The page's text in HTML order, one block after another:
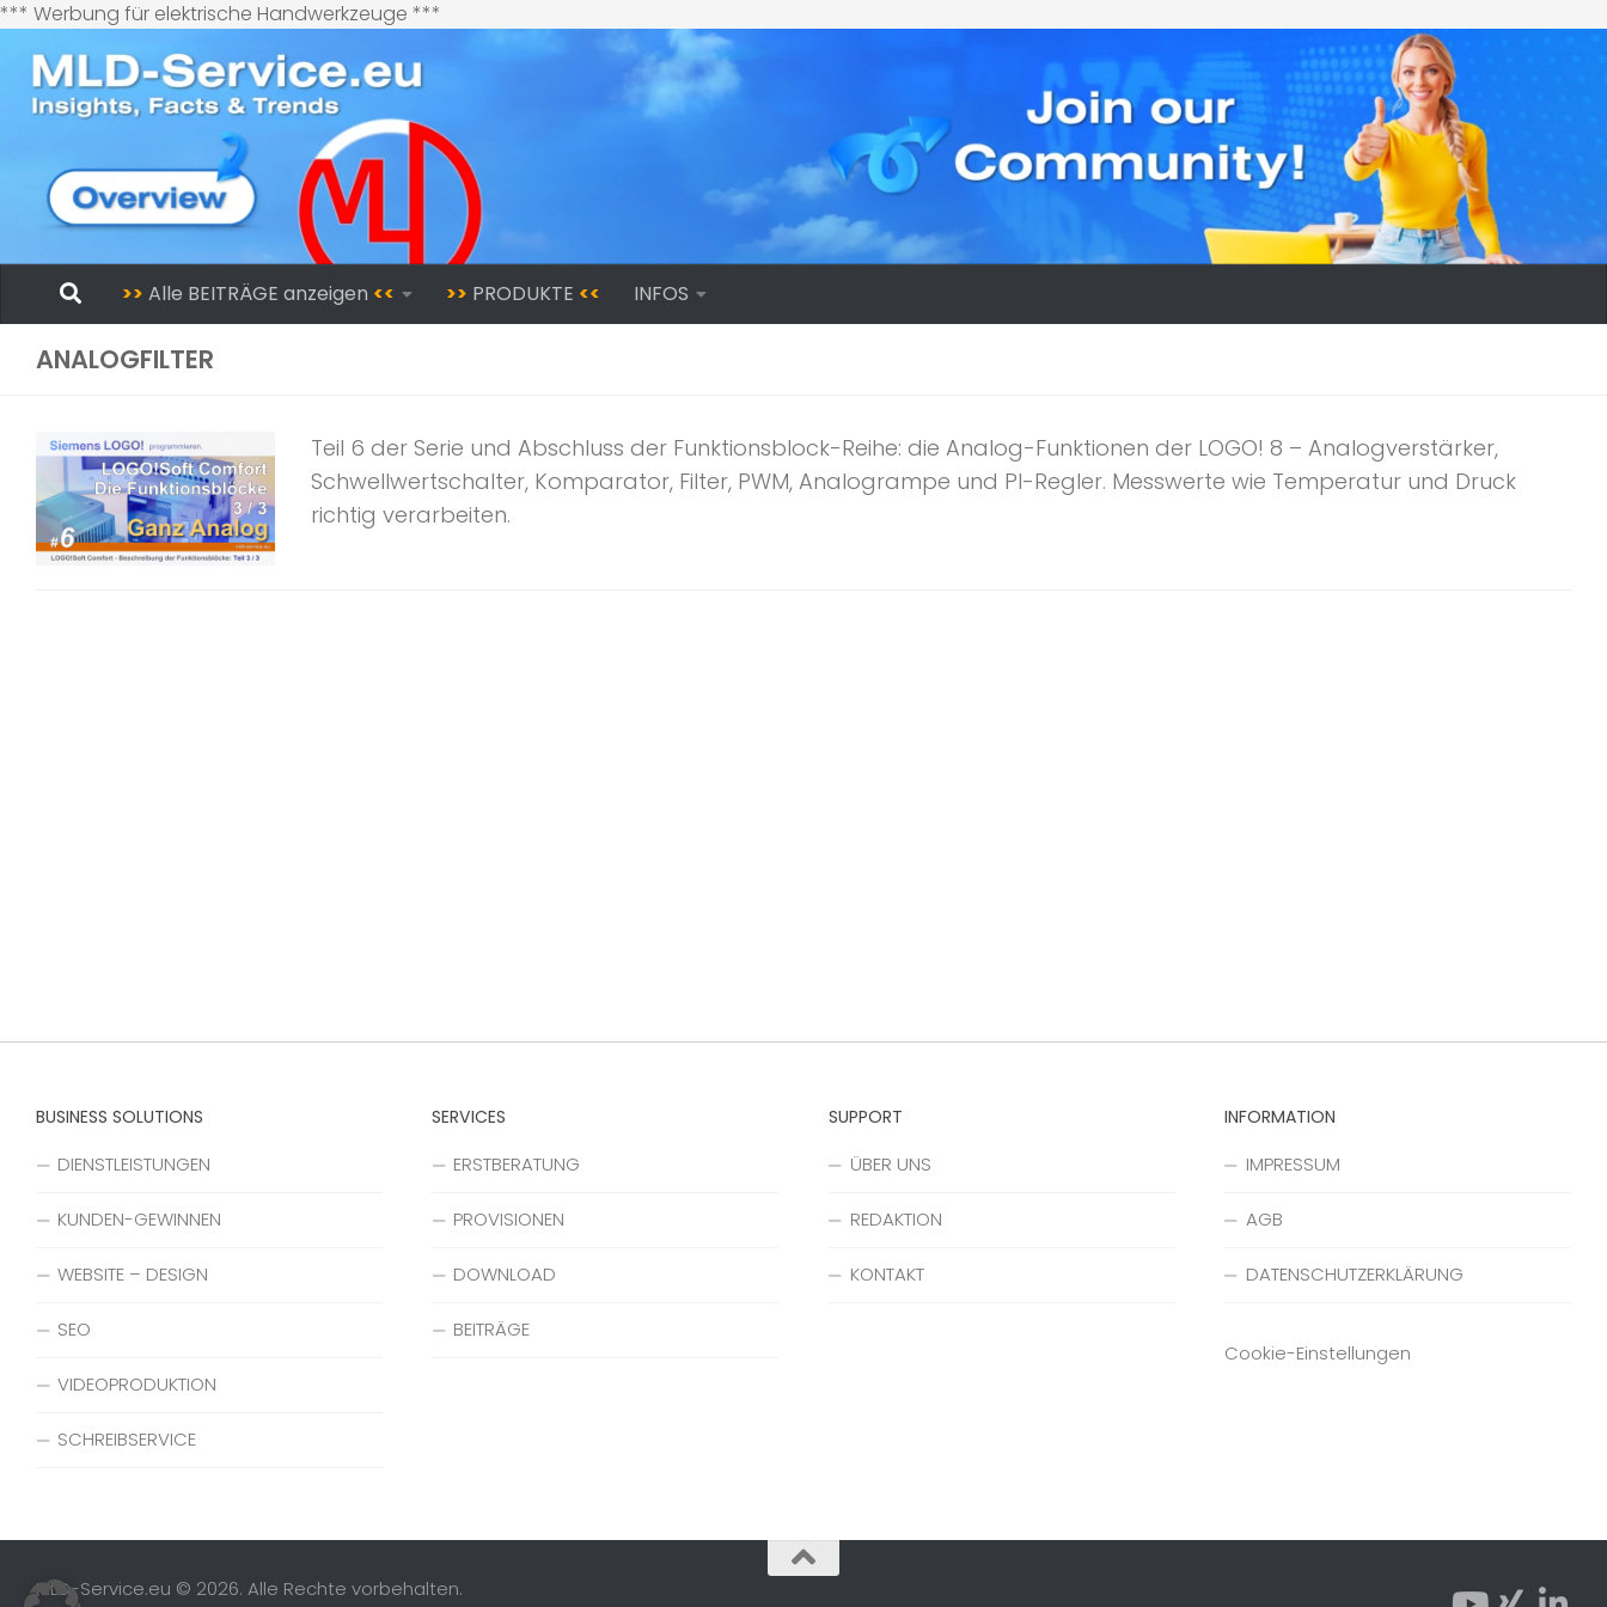
*** Werbung für elektrische Handwerkzeuge ***
Inhalt
springen
Zum Inhalt springen
>> Alle BEITRÄGE anzeigen << >> PRODUKTE << INFOS
ANALOGFILTER
Teil 6 der Serie und Abschluss der Funktionsblock-Reihe: die Analog-Funktionen der LOGO! 8 – Analogverstärker,
Schwellwertschalter, Komparator, Filter, PWM, Analogrampe und PI-Regler. Messwerte wie Temperatur und Druck
richtig verarbeiten.
BUSINESS SOLUTIONS
DIENSTLEISTUNGEN
KUNDEN-GEWINNEN
WEBSITE – DESIGN
SEO
VIDEOPRODUKTION
SCHREIBSERVICE
SERVICES
ERSTBERATUNG
PROVISIONEN
DOWNLOAD
BEITRÄGE
SUPPORT
ÜBER UNS
REDAKTION
KONTAKT
INFORMATION
IMPRESSUM
AGB
DATENSCHUTZERKLÄRUNG
Cookie-Einstellungen
MLD-Service.eu © 2026. Alle Rechte vorbehalten.